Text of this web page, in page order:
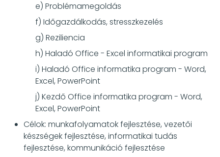
e) Problémamegoldás
f) Időgazdálkodás, stresszkezelés
g) Reziliencia
h) Haladó Office - Excel informatikai program
i) Haladó Office informatika program - Word,
Excel, PowerPoint
j) Kezdő Office informatika program - Word,
Excel, PowerPoint
Célok: munkafolyamatok fejlesztése, vezetői
készségek fejlesztése, informatikai tudás
fejlesztése, kommunikáció fejlesztése